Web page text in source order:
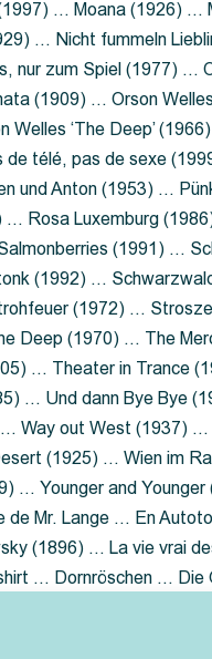
… Moana (1926) …
… Nicht fummeln
nur zum Spiel (1977)
(1909) … Orson
Welles ‘The Deep’
télé, pas de sexe
und Anton (1953) …
Rosa Luxemburg
(1991) …
(1992) …
(1972) …
Deep (1970) … The
… Theater in Trance
… Und dann Bye Bye
Way out West (1937)
(1925) … Wien im
… Younger and
de Mr. Lange … En
(1896) … La vie vrai
… Dornröschen …